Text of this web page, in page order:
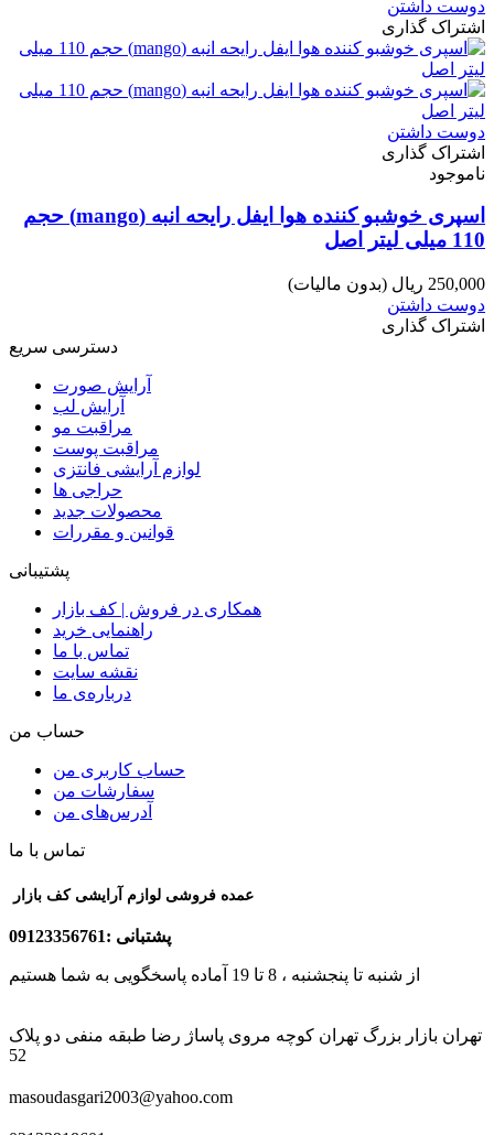
دوست داشتن
اشتراک گذاری
دوست داشتن
اشتراک گذاری
ناموجود
اسپری خوشبو کننده هوا ایفل رایحه انبه (mango) حجم
110 میلی لیتر اصل
250,000 ریال
(بدون مالیات)
دوست داشتن
اشتراک گذاری
دسترسی سریع
آرایش صورت
آرایش لب
مراقبت مو
مراقبت پوست
لوازم آرایشی فانتزی
حراجی ها
محصولات جدید
قوانین و مقررات
پشتیبانی
همکاری در فروش | کف بازار
راهنمایی خرید
تماس با ما
نقشه سایت
درباره‌ی ما
حساب من
حساب کاربری من
سفارشات من
آدرس‌های من
تماس با ما
پشتبانی :09123356761
از شنبه تا پنجشنبه ، 8 تا 19 آماده پاسخگویی به شما هستیم
تهران بازار بزرگ تهران کوچه مروی پاساژ رضا طبقه منفی دو پلاک
52
masoudasgari2003@yahoo.com